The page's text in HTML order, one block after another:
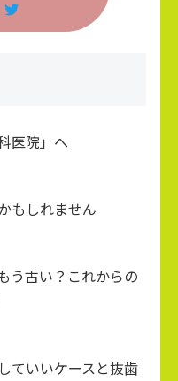
医院」へ
もしれません
う古い？これからの
ていいケースと抜歯